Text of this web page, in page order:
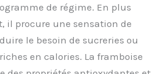
de régime. En plus
il procure une sensation de
le besoin de sucreries ou
en calories. La framboise